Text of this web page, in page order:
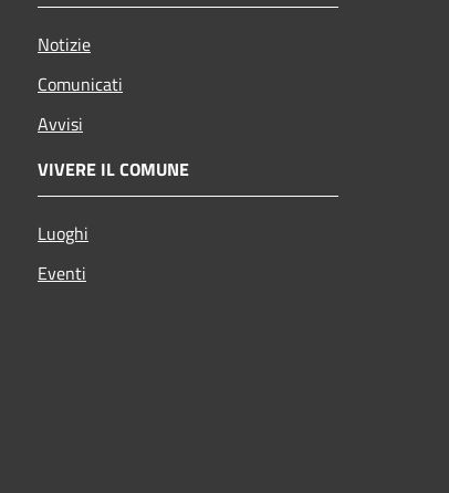
Notizie
Comunicati
Avvisi
VIVERE IL COMUNE
Luoghi
Eventi